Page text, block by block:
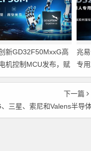
新GD32F50MxxG高
机控制MCU发布，赋
机器人关节驱动革新
兆
专
能
下一篇
三星、索尼和Valens半导体将